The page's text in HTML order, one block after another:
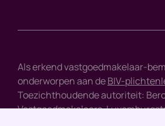
Als erkend vastgoedmakelaar-
onderworpen aan deBIV-
Toezichthoudende autoriteit:
Vastgoedmakelaars,